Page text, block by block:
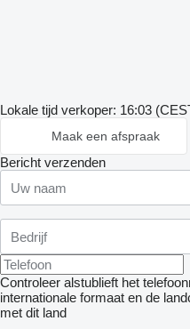
Lokale tijd verkoper: 16:03
Maak een afspraak
Bericht verzenden
Controleer alstublieft het
internationale formaat en de
met dit land